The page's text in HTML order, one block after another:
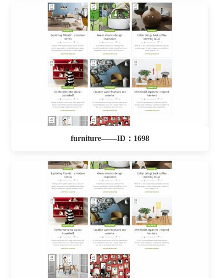
furniture——ID：1698